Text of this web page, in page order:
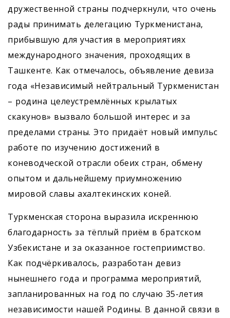
дружественной страны подчеркнули, что очень
рады принимать делегацию Туркменистана,
прибывшую для участия в мероприятиях
международного значения, проходящих в
Ташкенте. Как отмечалось, объявление девиза
года «Независимый нейтральный Туркменистан
– родина целеустремлённых крылатых
скакунов» вызвало большой интерес и за
пределами страны. Это придаёт новый импульс
работе по изучению достижений в
коневодческой отрасли обеих стран, обмену
опытом и дальнейшему приумножению
мировой славы ахалтекинских коней.
Туркменская сторона выразила искреннюю
благодарность за тёплый приём в братском
Узбекистане и за оказанное гостеприимство.
Как подчёркивалось, разработан девиз
нынешнего года и программа мероприятий,
запланированных на год по случаю 35-летия
независимости нашей Родины. В данной связи в